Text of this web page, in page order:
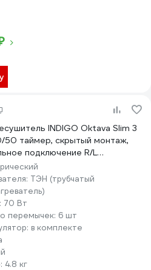
INDIGO Oktava Slim 3
таймер, скрытый монтаж,
подключение R/L
50WMRt
ТЭН (трубчатый
70 Вт
перемычек: 6 шт
в комплекте
4.8 кг